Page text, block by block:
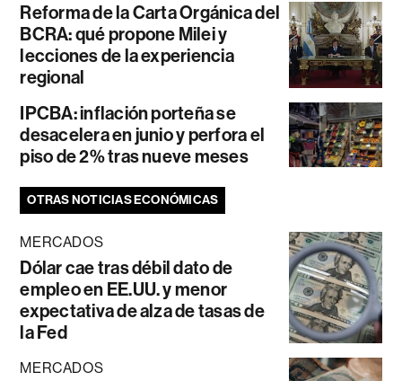
Reforma de la Carta Orgánica del
BCRA: qué propone Milei y
lecciones de la experiencia
regional
IPCBA: inflación porteña se
desacelera en junio y perfora el
piso de 2% tras nueve meses
OTRAS NOTICIAS ECONÓMICAS
MERCADOS
Dólar cae tras débil dato de
empleo en EE.UU. y menor
expectativa de alza de tasas de
la Fed
MERCADOS